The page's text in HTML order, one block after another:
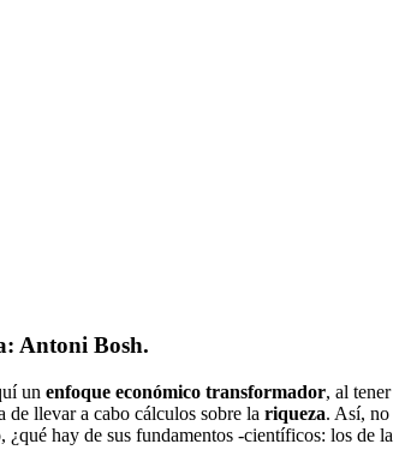
Antoni Bosh.
un enfoque económico transformador, al tener
llevar a cabo cálculos sobre la riqueza. Así, no
¿qué hay de sus fundamentos -científicos: los de la